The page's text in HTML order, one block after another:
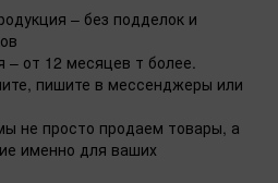
– без подделок и
– от 12 месяцев т более.
пишите в мессенджеры или
не просто продаем товары, а
именно для ваших